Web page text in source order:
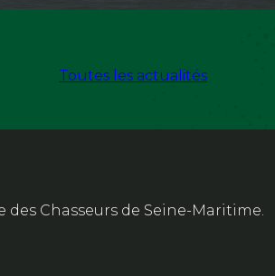
Toutes les actualités
Chasseurs de Seine-Maritime.